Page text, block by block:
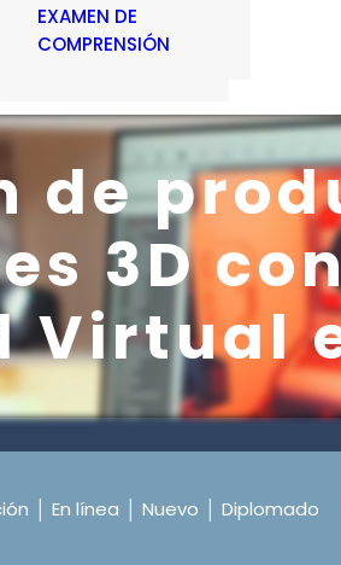
EXAMEN DE
COMPRENSIÓN
de
3D
Virtual
En línea Nuevo Diplomado